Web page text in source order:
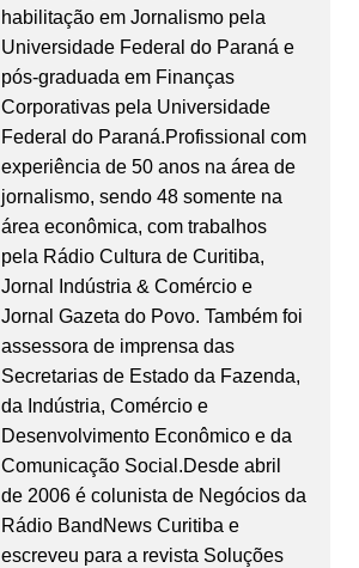
habilitação em Jornalismo pela
Universidade Federal do Paraná e
pós-graduada em Finanças
Corporativas pela Universidade
Federal do Paraná.Profissional com
experiência de 50 anos na área de
jornalismo, sendo 48 somente na
área econômica, com trabalhos
pela Rádio Cultura de Curitiba,
Jornal Indústria & Comércio e
Jornal Gazeta do Povo. Também foi
assessora de imprensa das
Secretarias de Estado da Fazenda,
da Indústria, Comércio e
Desenvolvimento Econômico e da
Comunicação Social.Desde abril
de 2006 é colunista de Negócios da
Rádio BandNews Curitiba e
escreveu para a revista Soluções